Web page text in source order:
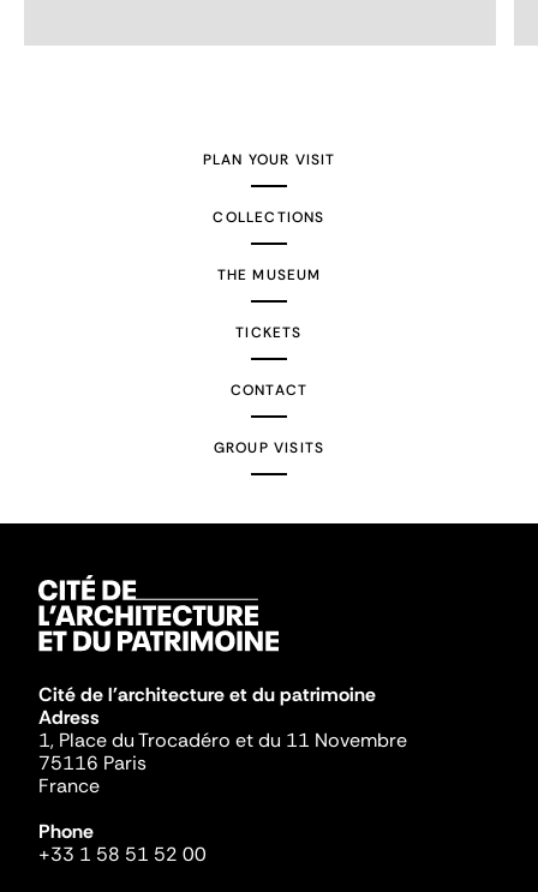
PLAN YOUR VISIT
COLLECTIONS
THE MUSEUM
TICKETS
CONTACT
GROUP VISITS
Cité de l'architecture et du patrimoine
Adress
1, Place du Trocadéro et du 11 Novembre
75116 Paris
France
Phone
+33 1 58 51 52 00